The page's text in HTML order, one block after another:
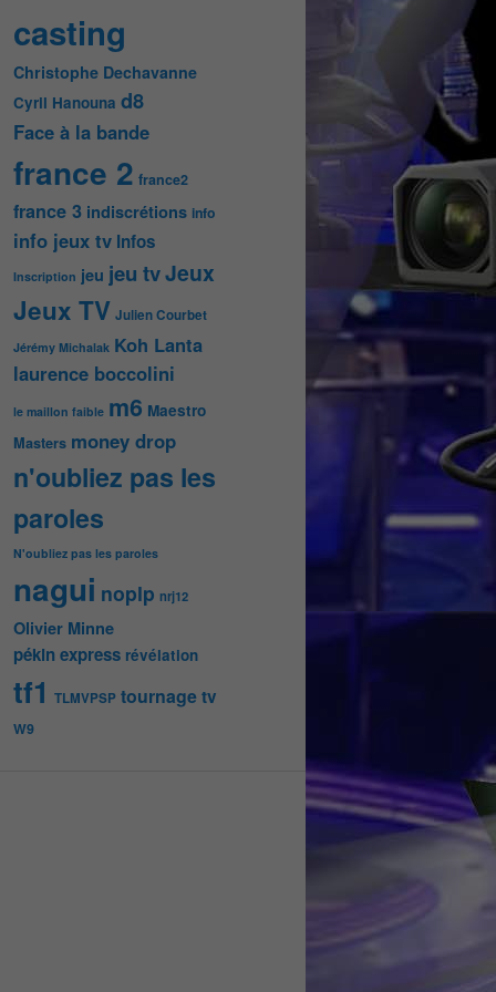
casting
Christophe Dechavanne
Cyril Hanouna d8
Face à la bande
france 2 france2
france 3 indiscrétions info
info jeux tv Infos
Inscription jeu jeu tvJeux
Jeux TV Julien Courbet
Jérémy Michalak Koh Lanta
laurence boccolini
le maillon faible m6 Maestro
Masters money drop
n'oubliez pas les
paroles
N'oubliez pas les paroles
nagui noplp nrj12
Olivier Minne
pékin express révélation
tf1 TLMVPSP tournagetv
W9